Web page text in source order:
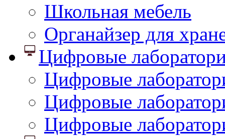
Школьная мебель
Органайзер для
Цифровые
Цифровые
Цифровые
Цифровые